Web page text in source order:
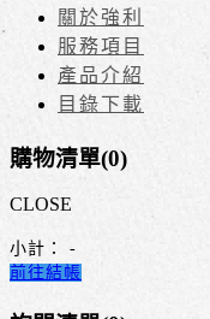
關於強利
服務項目
產品介紹
目錄下載
購物清單(0)
CLOSE
小計：
-
前往結帳